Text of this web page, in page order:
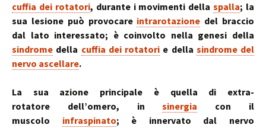
cuffia dei rotatori, durante i movimenti dellaspalla; la
sua lesione può provocare intrarotazione del braccio
dal lato interessato; è coinvolto nella genesi della
sindrome della cuffia dei rotatori e della sindrome del
nervo ascellare.
La sua azione principale è quella di extra-
rotatore dell’omero, insinergia con il
muscolo infraspinato; è innervato dal nervo